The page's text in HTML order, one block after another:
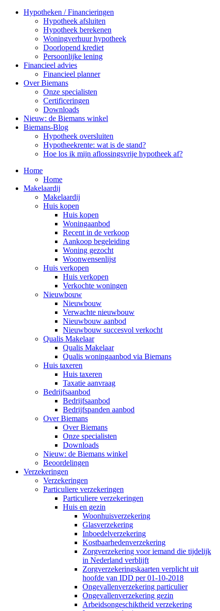
Hypotheken / Financieringen
Hypotheek afsluiten
Hypotheek berekenen
Woningverhuur hypotheek
Doorlopend krediet
Persoonlijke lening
Financieel advies
Financieel planner
Over Biemans
Onze specialisten
Certificeringen
Downloads
Nieuw: de Biemans winkel
Biemans-Blog
Hypotheek oversluiten
Hypotheekrente: wat is de stand?
Hoe los ik mijn aflossingsvrije hypotheek af?
Home
Home
Makelaardij
Makelaardij
Huis kopen
Huis kopen
Woningaanbod
Recent in de verkoop
Aankoop begeleiding
Woning gezocht
Woonwensenlijst
Huis verkopen
Huis verkopen
Verkochte woningen
Nieuwbouw
Nieuwbouw
Verwachte nieuwbouw
Nieuwbouw aanbod
Nieuwbouw succesvol verkocht
Qualis Makelaar
Qualis Makelaar
Qualis woningaanbod via Biemans
Huis taxeren
Huis taxeren
Taxatie aanvraag
Bedrijfsaanbod
Bedrijfsaanbod
Bedrijfspanden aanbod
Over Biemans
Over Biemans
Onze specialisten
Downloads
Nieuw: de Biemans winkel
Beoordelingen
Verzekeringen
Verzekeringen
Particuliere verzekeringen
Particuliere verzekeringen
Huis en gezin
Woonhuisverzekering
Glasverzekering
Inboedelverzekering
Kostbaarhedenverzekering
Zorgverzekering voor iemand die tijdelijk
in Nederland verblijft
Zorgverzekeringskaarten verplicht uit
hoofde van IDD per 01-10-2018
Ongevallenverzekering particulier
Ongevallenverzekering gezin
Arbeidsongeschiktheid verzekering